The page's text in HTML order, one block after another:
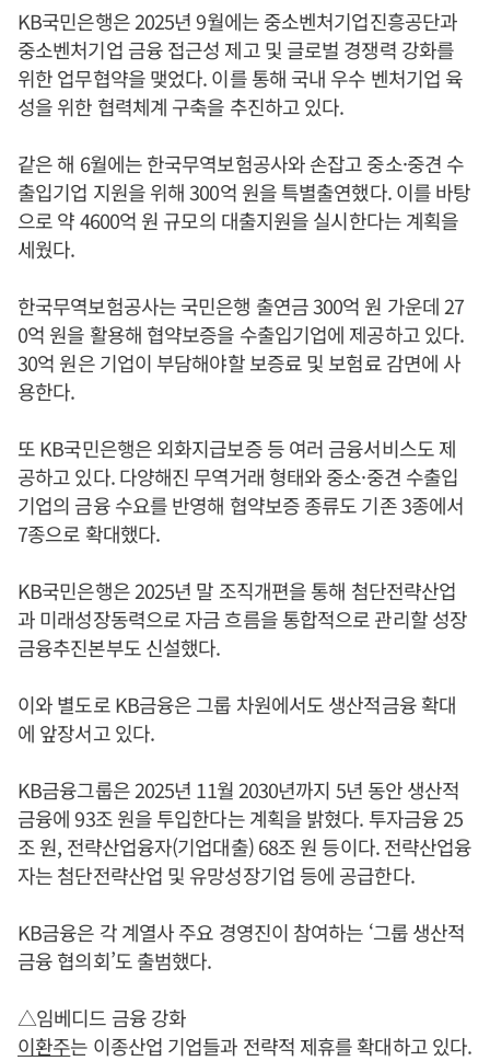
KB국민은행은 2025년 9월에는 중소벤처기업진흥공단과
중소벤처기업 금융 접근성 제고 및 글로벌 경쟁력 강화를
위한 업무협약을 맺었다. 이를 통해 국내 우수 벤처기업 육
성을 위한 협력체계 구축을 추진하고 있다.
같은 해 6월에는 한국무역보험공사와 손잡고 중소·중견 수
출입기업 지원을 위해 300억 원을 특별출연했다. 이를 바탕
으로 약 4600억 원 규모의 대출지원을 실시한다는 계획을
세웠다.
한국무역보험공사는 국민은행 출연금 300억 원 가운데 27
0억 원을 활용해 협약보증을 수출입기업에 제공하고 있다.
30억 원은 기업이 부담해야할 보증료 및 보험료 감면에 사
용한다.
또 KB국민은행은 외화지급보증 등 여러 금융서비스도 제
공하고 있다. 다양해진 무역거래 형태와 중소·중견 수출입
기업의 금융 수요를 반영해 협약보증 종류도 기존 3종에서
7종으로 확대했다.
KB국민은행은 2025년 말 조직개편을 통해 첨단전략산업
과 미래성장동력으로 자금 흐름을 통합적으로 관리할 성장
금융추진본부도 신설했다.
이와 별도로 KB금융은 그룹 차원에서도 생산적금융 확대
에 앞장서고 있다.
KB금융그룹은 2025년 11월 2030년까지 5년 동안 생산적
금융에 93조 원을 투입한다는 계획을 밝혔다. 투자금융 25
조 원, 전략산업융자(기업대출) 68조 원 등이다. 전략산업융
자는 첨단전략산업 및 유망성장기업 등에 공급한다.
KB금융은 각 계열사 주요 경영진이 참여하는 ‘그룹 생산적
금융 협의회’도 출범했다.
△임베디드 금융 강화
이환주는 이종산업 기업들과 전략적 제휴를 확대하고 있다.